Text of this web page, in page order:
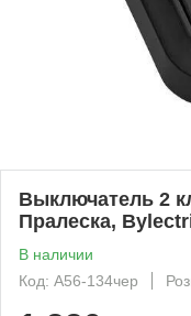
Выключатель 2
Пралеска,
В наличии
Код: А56-134чер